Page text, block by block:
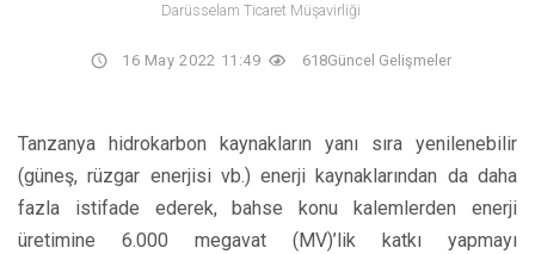
Darüsselam Ticaret Müşavirliği
16 May 2022 11:49 618Güncel Gelişmeler
Tanzanya hidrokarbon kaynakların yanı sıra yenilenebilir
(güneş, rüzgar enerjisi vb.) enerji kaynaklarından da daha
fazla istifade ederek, bahse konu kalemlerden enerji
üretimine 6.000 megavat (MV)’lik katkı yapmayı